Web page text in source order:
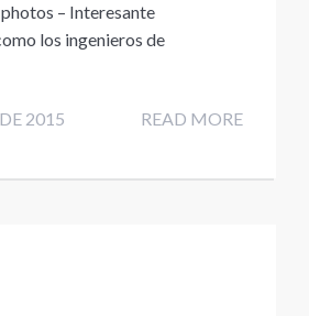
– Interesante
los ingenieros de
2015 READ MORE